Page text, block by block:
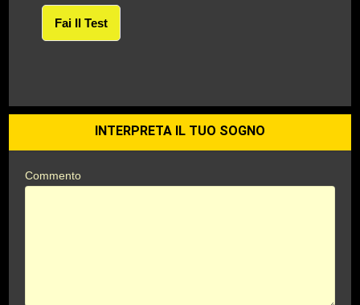
Fai Il Test
INTERPRETA IL TUO SOGNO
Commento